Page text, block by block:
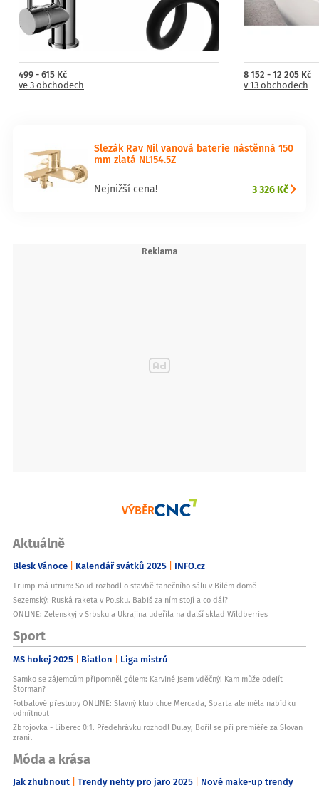
499 - 615 Kč
ve 3 obchodech
8 152 - 12 205 Kč
v 13 obchodech
Slezák Rav Nil vanová baterie nástěnná 150
mm zlatá NL154.5Z
Nejnižší cena! 3 326 Kč
VÝBĚR
Aktuálně
Blesk Vánoce Kalendář svátků 2025 INFO.cz
Trump má utrum: Soud rozhodl o stavbě tanečního sálu v Bílém domě
Sezemský: Ruská raketa v Polsku. Babiš za ním stojí a co dál?
ONLINE: Zelenskyj v Srbsku a Ukrajina udeřila na další sklad Wildberries
Sport
MS hokej 2025 Biatlon Liga mistrů
Samko se zájemcům připomněl gólem: Karviné jsem vděčný! Kam může odejít
Štorman?
Fotbalové přestupy ONLINE: Slavný klub chce Mercada, Sparta ale měla nabídku
odmítnout
Zbrojovka - Liberec 0:1. Předehrávku rozhodl Dulay, Bořil se při premiéře za Slovan
zranil
Móda a krása
Jak zhubnout Trendy nehty pro jaro 2025 Nové make-up trendy